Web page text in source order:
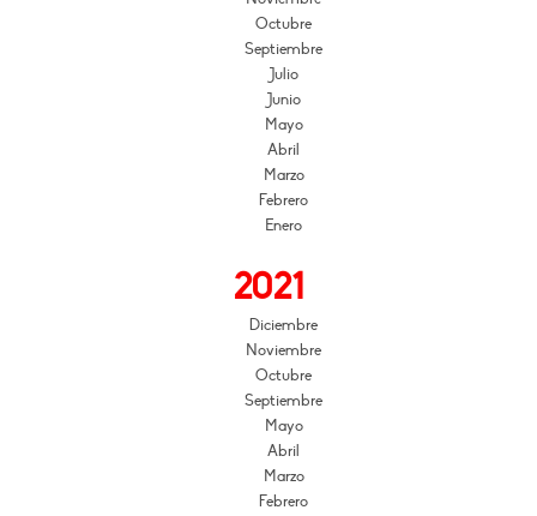
Octubre
Septiembre
Julio
Junio
Mayo
Abril
Marzo
Febrero
Enero
2021
Diciembre
Noviembre
Octubre
Septiembre
Mayo
Abril
Marzo
Febrero